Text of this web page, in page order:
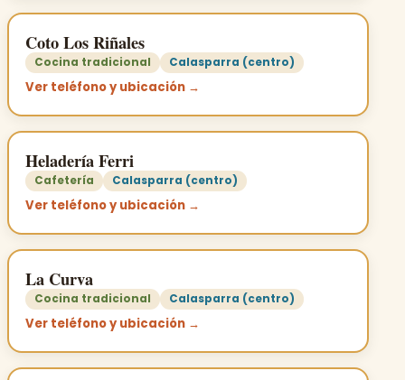
Coto Los Riñales
Cocina tradicional Calasparra (centro)
Ver teléfono y ubicación →
Heladería Ferri
Cafetería Calasparra (centro)
Ver teléfono y ubicación →
La Curva
Cocina tradicional Calasparra (centro)
Ver teléfono y ubicación →